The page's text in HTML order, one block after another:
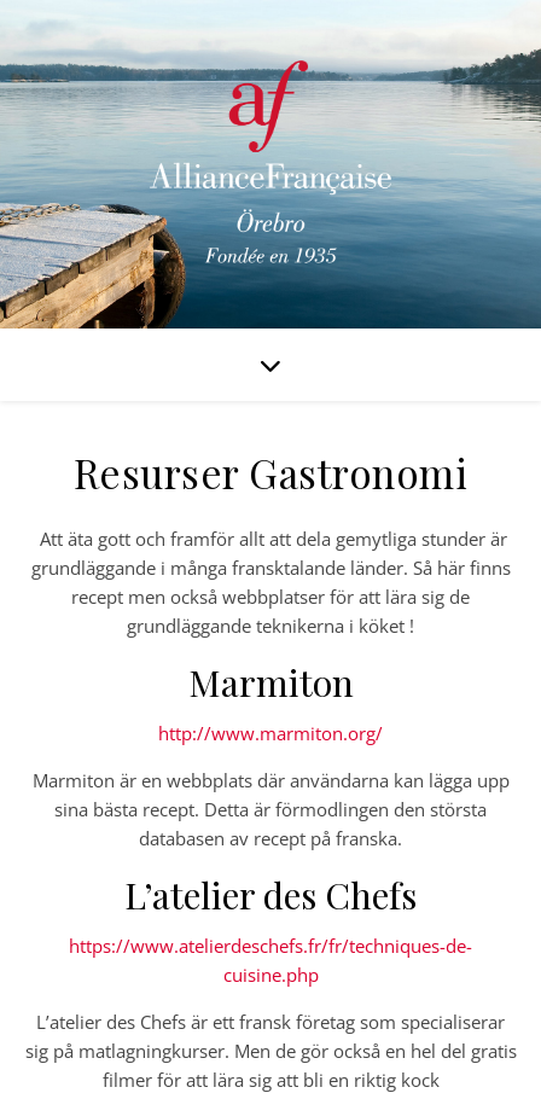
Resurser Gastronomi
Att äta gott och framför allt att dela gemytliga stunder är
grundläggande i många fransktalande länder. Så här finns
recept men också webbplatser för att lära sig de
grundläggande teknikerna i köket !
Marmiton
http://www.marmiton.org/
Marmiton är en webbplats där användarna kan lägga upp
sina bästa recept. Detta är förmodlingen den största
databasen av recept på franska.
L’atelier des Chefs
https://www.atelierdeschefs.fr/fr/techniques-de-
cuisine.php
L’atelier des Chefs är ett fransk företag som specialiserar
sig på matlagningkurser. Men de gör också en hel del gratis
filmer för att lära sig att bli en riktig kock